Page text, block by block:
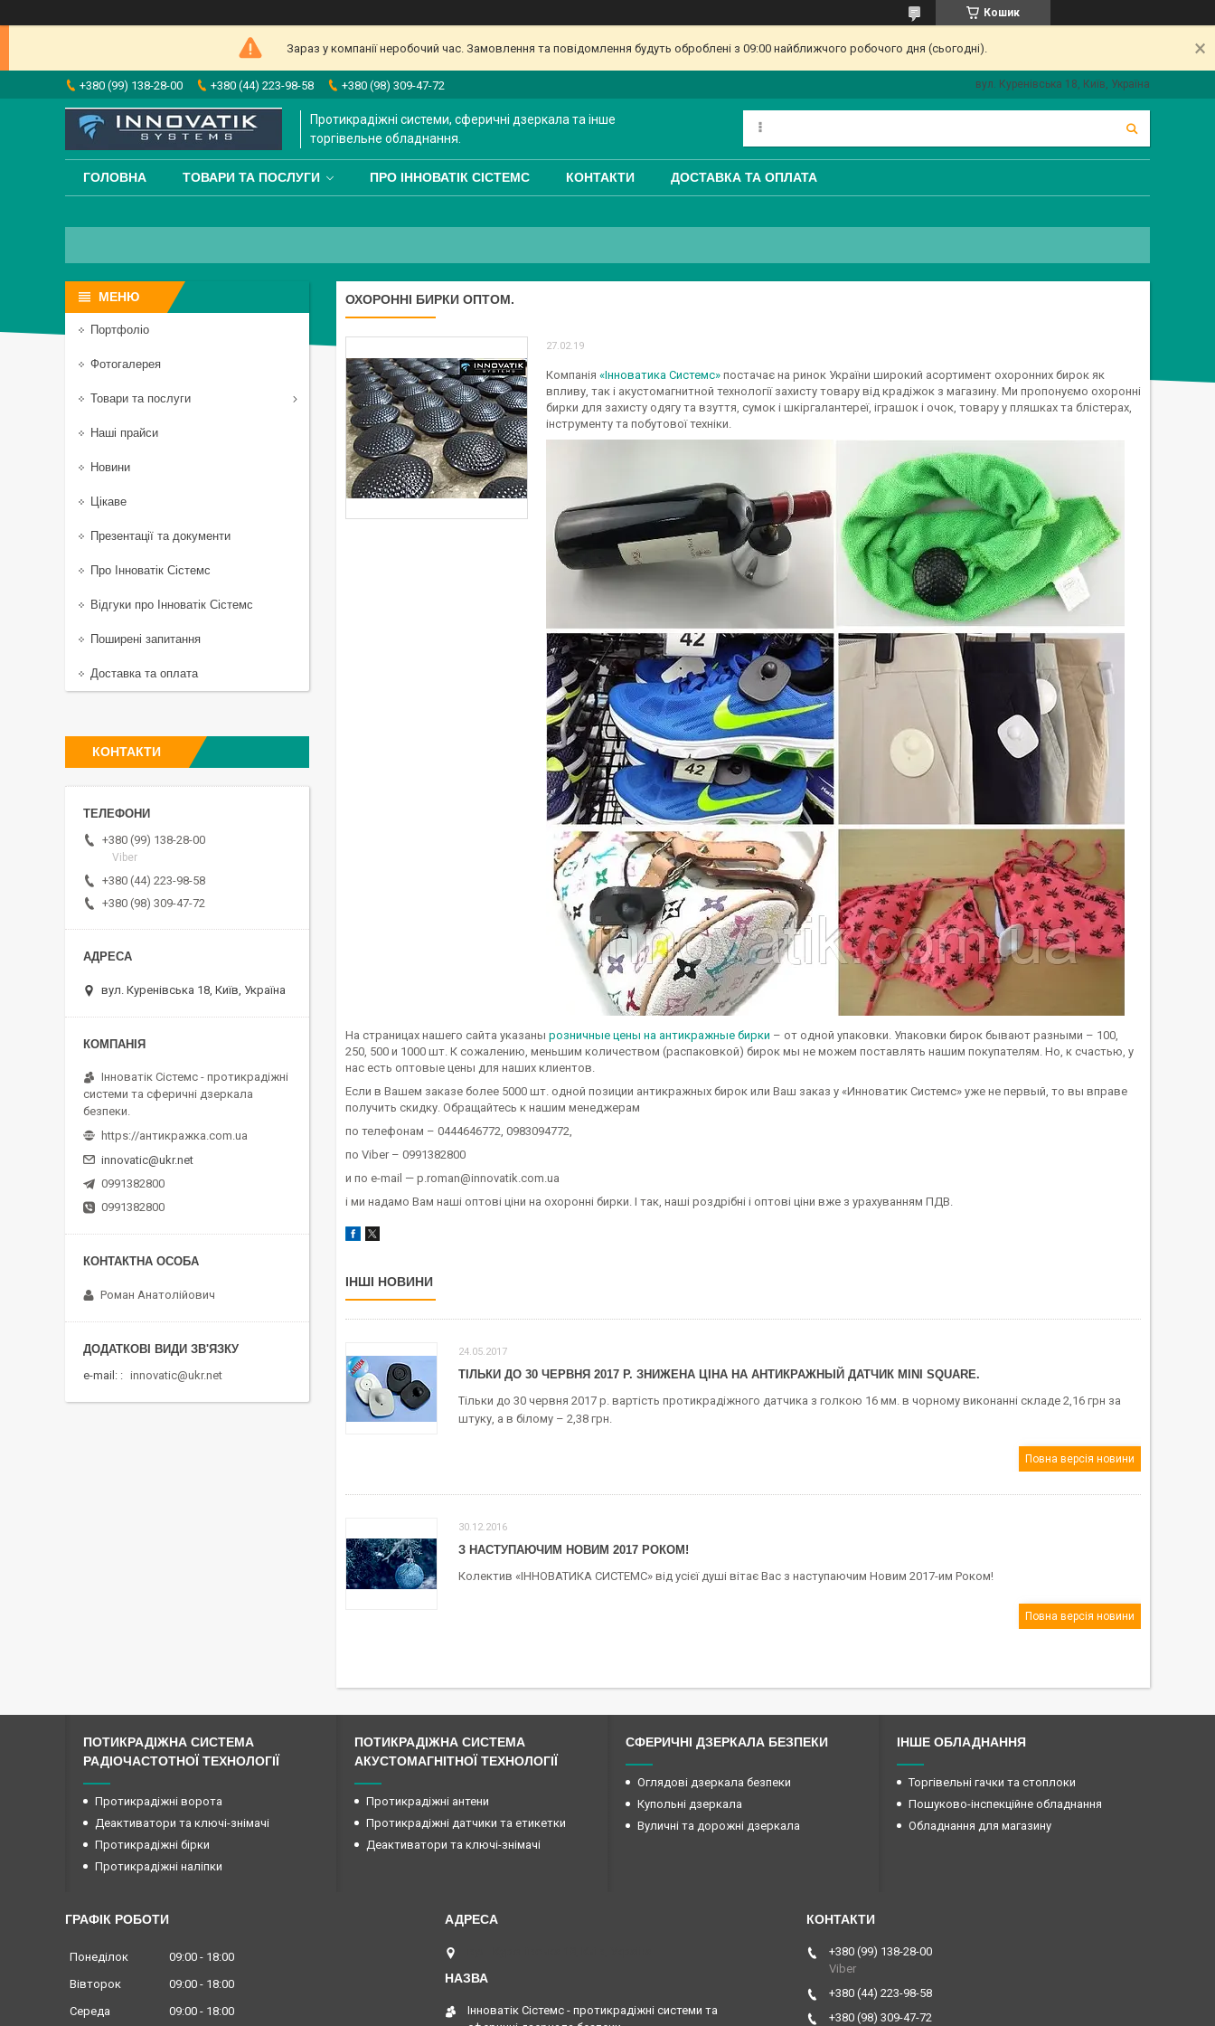
Кошик
Зараз у компанії неробочий час. Замовлення та повідомлення будуть оброблені з 09:00 найближчого робочого дня (сьогодні).
+380 (99) 138-28-00 +380 (44) 223-98-58 +380 (98) 309-47-72 вул. Куренівська 18, Київ, Україна
Протикрадіжні системи, сферичні дзеркала та інше
торгівельне обладнання.
ГОЛОВНА ТОВАРИ ТА ПОСЛУГИ ПРО ІННОВАТІК СІСТЕМС КОНТАКТИ ДОСТАВКА ТА ОПЛАТА
ОХОРОННІ БИРКИ ОПТОМ.
27.02.19
Компанія «Інноватика Системс» постачає на ринок України широкий асортимент охоронних бирок як
впливу, так і акустомагнитной технології захисту товару від крадіжок з магазину. Ми пропонуємо охоронні
бирки для захисту одягу та взуття, сумок і шкіргалантереї, іграшок і очок, товару у пляшках та блістерах,
інструменту та побутової техніки.
На страницах нашего сайта указаны розничные цены на антикражные бирки – от одной упаковки. Упаковки бирок бывают разными – 100,
250, 500 и 1000 шт. К сожалению, меньшим количеством (распаковкой) бирок мы не можем поставлять нашим покупателям. Но, к счастью, у
нас есть оптовые цены для наших клиентов.
Если в Вашем заказе более 5000 шт. одной позиции антикражных бирок или Ваш заказ у «Инноватик Системс» уже не первый, то вы вправе
получить скидку. Обращайтесь к нашим менеджерам
по телефонам – 0444646772, 0983094772,
по Viber – 0991382800
и по e-mail — p.roman@innovatik.com.ua
і ми надамо Вам наші оптові ціни на охоронні бирки. І так, наші роздрібні і оптові ціни вже з урахуванням ПДВ.
ІНШІ НОВИНИ
24.05.2017
ТІЛЬКИ ДО 30 ЧЕРВНЯ 2017 Р. ЗНИЖЕНА ЦІНА НА АНТИКРАЖНЫЙ ДАТЧИК MINI SQUARE.
Тільки до 30 червня 2017 р. вартість протикрадіжного датчика з голкою 16 мм. в чорному виконанні складе 2,16 грн за
штуку, а в білому – 2,38 грн.
Повна версія новини
30.12.2016
З НАСТУПАЮЧИМ НОВИМ 2017 РОКОМ!
Колектив «ІННОВАТИКА СИСТЕМС» від усієї душі вітає Вас з наступаючим Новим 2017-им Роком!
Повна версія новини
Портфоліо
Фотогалерея
Товари та послуги
Наші прайси
Новини
Цікаве
Презентації та документи
Про Інноватік Сістемс
Відгуки про Інноватік Сістемс
Поширені запитання
Доставка та оплата
КОНТАКТИ
+380 (99) 138-28-00
Viber
+380 (44) 223-98-58
+380 (98) 309-47-72
вул. Куренівська 18, Київ, Україна
Інноватік Сістемс - протикрадіжні
системи та сферичні дзеркала
безпеки.
https://антикражка.com.ua
innovatic@ukr.net
0991382800
0991382800
Роман Анатолійович
e-mail: innovatic@ukr.net
ПОТИКРАДІЖНА СИСТЕМА
РАДІОЧАСТОТНОЇ ТЕХНОЛОГІЇ
Протикрадіжні ворота
Деактиватори та ключі-знімачі
Протикрадіжні бірки
Протикрадіжні наліпки
ПОТИКРАДІЖНА СИСТЕМА
АКУСТОМАГНІТНОЇ ТЕХНОЛОГІЇ
Протикрадіжні антени
Протикрадіжні датчики та етикетки
Деактиватори та ключі-знімачі
СФЕРИЧНІ ДЗЕРКАЛА БЕЗПЕКИ
Оглядові дзеркала безпеки
Купольні дзеркала
Вуличні та дорожні дзеркала
ІНШЕ ОБЛАДНАННЯ
Торгівельні гачки та стоплоки
Пошуково-інспекційне обладнання
Обладнання для магазину
ГРАФІК РОБОТИ
Понеділок 09:00
18:00
Вівторок
09:00
18:00
Середа
09:00 18:00
Інноватік Сістемс - протикрадіжні системи та
+380 (99) 138-28-00
Viber
+380 (44) 223-98-58
+380 (98) 309-47-72